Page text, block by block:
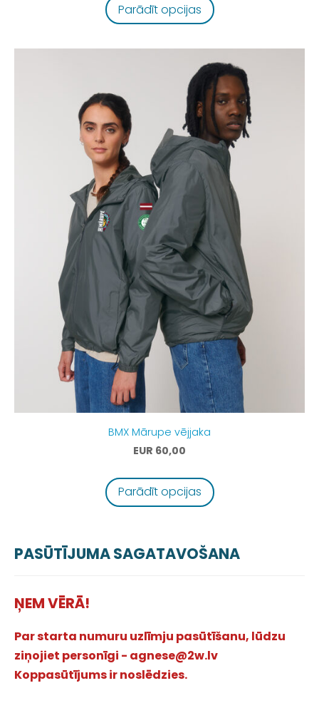
PASŪTĪJUMA SAGATAVOŠANA
ŅEM VĒRĀ!
Par starta numuru uzlīmju pasūtīšanu, lūdzu
ziņojiet personīgi - agnese@2w.lv
Koppasūtījums ir noslēdzies.
Parādīt opcijas
BMX Mārupe vējjaka
EUR 60,00
Parādīt opcijas